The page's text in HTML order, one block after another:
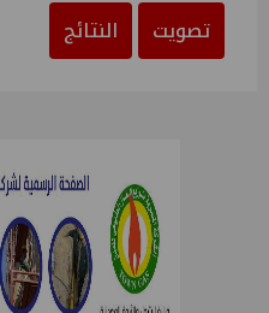
تصويت
النتائج